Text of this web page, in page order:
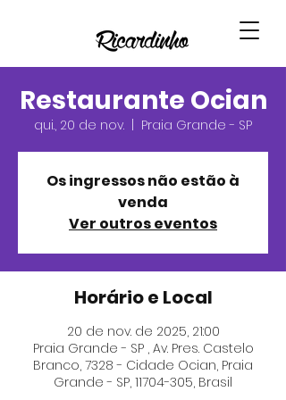
Restaurante Ocian
qui., 20 de nov. Praia Grande - SP
Os ingressos não estão à
venda
Ver outros eventos
Horário e Local
20 de nov. de 2025, 21:00
Praia Grande - SP , Av. Pres. Castelo
Branco, 7328 - Cidade Ocian, Praia
Grande - SP, 11704-305, Brasil